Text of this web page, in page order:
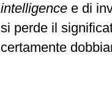
intelligence e di
si perde il
certamente